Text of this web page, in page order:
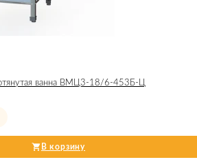
ванна ВМЦ3-18/6-453Б-Ц
В корзину